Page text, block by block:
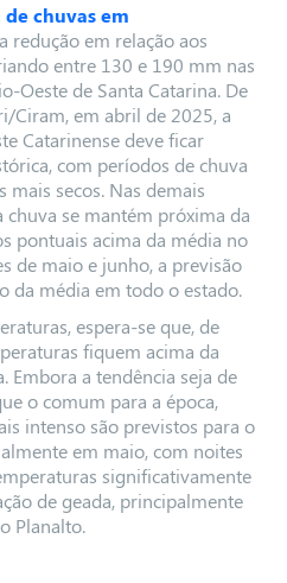
chuvas em
redução em relação aos
entre 130 e 190 mm nas
Oeste de Santa Catarina. De
Ciram, em abril de 2025, a
Catarinense deve ficar
com períodos de chuva
secos. Nas demais
chuva se mantém próxima da
pontuais acima da média no
de maio e junho, a previsão
da média em todo o estado.
espera-se que, de
fiquem acima da
Embora a tendência seja de
o comum para a época,
intenso são previstos para o
em maio, com noites
significativamente
de geada, principalmente
Planalto.